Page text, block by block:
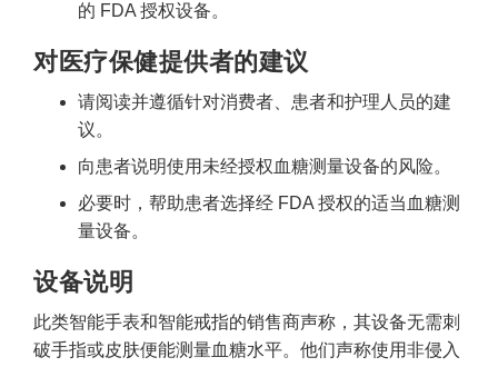
的 FDA 授权设备。
对医疗保健提供者的建议
请阅读并遵循针对消费者、患者和护理人员的建
议。
向患者说明使用未经授权血糖测量设备的风险。
必要时，帮助患者选择经 FDA 授权的适当血糖测
量设备。
设备说明
此类智能手表和智能戒指的销售商声称，其设备无需刺
破手指或皮肤便能测量血糖水平。他们声称使用非侵入